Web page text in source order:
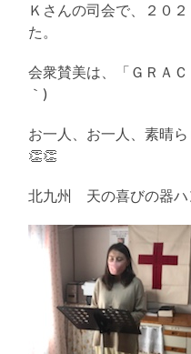
Ｋさんの司会で、２０
た。
会衆賛美は、「ＧＲＡ
｀)
お一人、お一人、素晴
👏👏
北九州 天の喜びの器ハ